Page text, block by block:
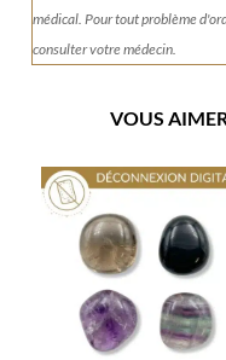
médical. Pour tout problème
consulter votre médecin.
VOUS